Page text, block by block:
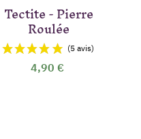
Tectite - Pierre
Roulée
4,90 €